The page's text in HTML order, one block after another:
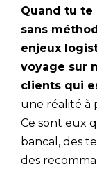
Quand tu te
sans
enjeux
voyage sur
clients qui
une réalité à
Ce sont eux
bancal, des
des